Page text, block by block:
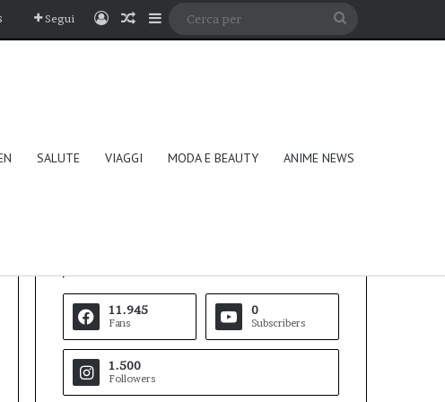
Segui AccediUn articolo a caso
Barra laterale
SALUTE VIAGGI MODA E BEAUTY ANIME NEWS
11.945
Fans
0
Subscribers
1.500
Followers